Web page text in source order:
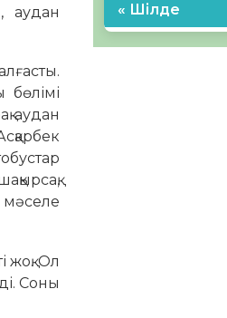
аудан
аудан
мәселе
жоқ. Ол
Соны
« Шілде